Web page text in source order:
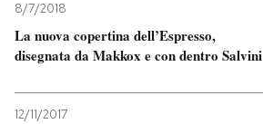
Entra
8/7/2018
La nuova copertina dell’Espresso,
disegnata da Makkox e con dentro Salvini
12/11/2017